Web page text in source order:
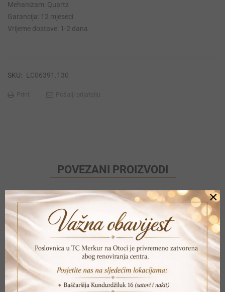
Mehanizam: Quartz
Garancija: 12 mjeseci
Vrijeme dostave: 1-2 dana
SKU: LC06391.130
POVEZANI PROIZVODI
×